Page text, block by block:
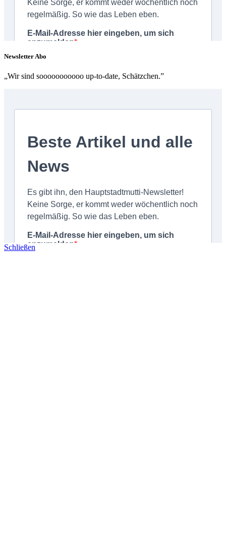
Newsletter Abo
„Wir sind sooooooooooo up-to-date, Schätzchen.”
Schließen